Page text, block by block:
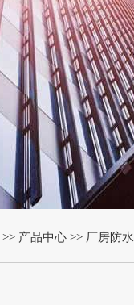
>> 产品中心 >> 厂房防水